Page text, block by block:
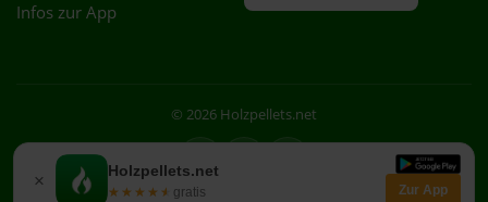
× Holzpellets.net
★★★★★
★★★★★ gratis Zur App
Infos zur App
© 2026 Holzpellets.net
Facebook